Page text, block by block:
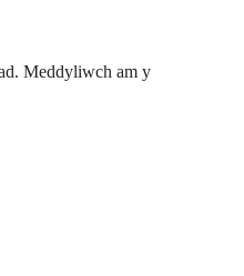
Meddyliwch am y